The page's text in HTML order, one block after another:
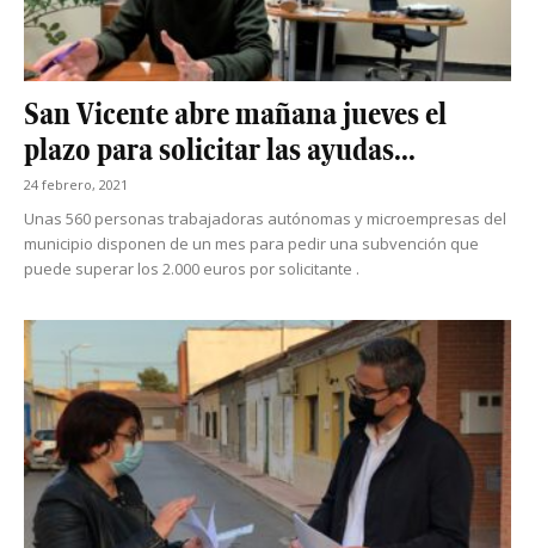
San Vicente abre mañana jueves el
plazo para solicitar las ayudas...
24 febrero, 2021
Unas 560 personas trabajadoras autónomas y microempresas del
municipio disponen de un mes para pedir una subvención que
puede superar los 2.000 euros por solicitante .